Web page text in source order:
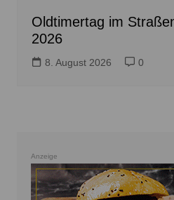
Oldtimertag im
2026
8. August 2026 0
Anzeige